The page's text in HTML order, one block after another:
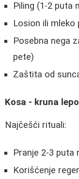
Piling (1-2 puta
Losion ili mleko
Posebna nega
pete)
Zaštita od
Kosa - kruna
Najčešći rituali:
Pranje 2-3 puta
Korišćenje